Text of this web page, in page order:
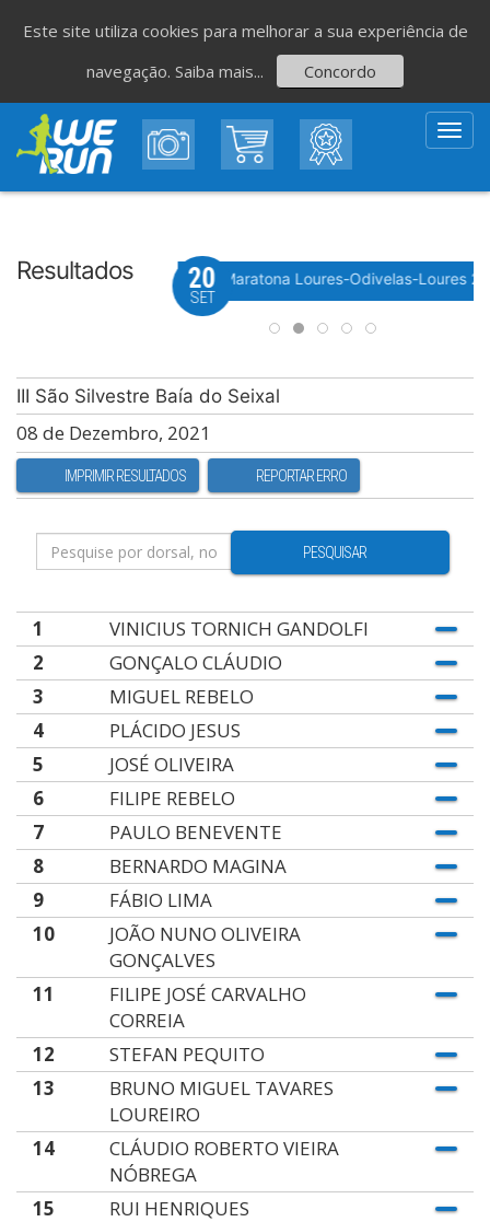
Resultados
do Avante! 2026 Meia Maratona Loures-Odivelas-Loures
20
SET
III São Silvestre Baía do Seixal
08 de Dezembro, 2021
IMPRIMIR RESULTADOS REPORTAR ERRO
PESQUISAR
1
VINICIUS TORNICH GANDOLFI
2
GONÇALO CLÁUDIO
3
MIGUEL REBELO
4
PLÁCIDO JESUS
5
JOSÉ OLIVEIRA
6
FILIPE REBELO
7
PAULO BENEVENTE
8
BERNARDO MAGINA
9
FÁBIO LIMA
10
JOÃO NUNO OLIVEIRA
GONÇALVES
11
FILIPE JOSÉ CARVALHO
CORREIA
12
STEFAN PEQUITO
13
BRUNO MIGUEL TAVARES
LOUREIRO
14
CLÁUDIO ROBERTO VIEIRA
NÓBREGA
15
RUI HENRIQUES
Este site utiliza cookies para melhorar a sua experiência de
navegação. Saiba mais... Concordo